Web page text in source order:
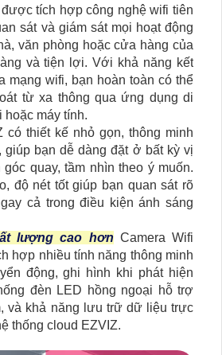
tích hợp công nghệ wifi tiên
sát và giám sát mọi hoạt động
văn phòng hoặc cửa hàng của
và tiện lợi. Với khả năng kết
mạng wifi, bạn hoàn toàn có thể
từ xa thông qua ứng dụng di
hoặc máy tính.
có thiết kế nhỏ gọn, thông minh
giúp bạn dễ dàng đặt ở bất kỳ vị
quay, tầm nhìn theo ý muốn.
độ nét tốt giúp bạn quan sát rõ
cả trong điều kiện ánh sáng
lượng cao hơn Camera Wifi
hợp nhiều tính năng thông minh
động, ghi hình khi phát hiện
đèn LED hồng ngoại hỗ trợ
và khả năng lưu trữ dữ liệu trực
thống cloud EZVIZ.